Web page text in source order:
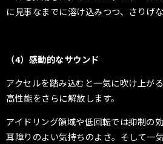
に見事なまでに溶け込みつつ、さりげ
（4）感動的なサウンド
アクセルを踏み込むと一気に吹け上が
高性能をさらに解放します。
アイドリング領域や低回転では抑制の
耳障りのよい気持ちのよさ。そして一